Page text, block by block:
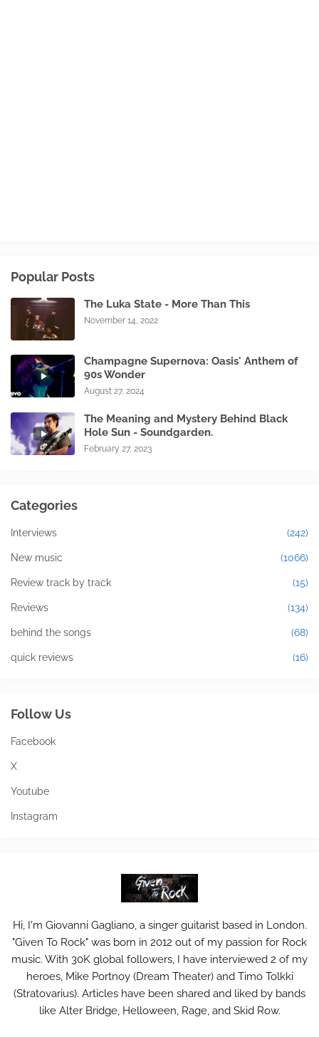
Popular Posts
The Luka State - More Than This
November 14, 2022
Champagne Supernova: Oasis' Anthem of
90s Wonder
August 27, 2024
The Meaning and Mystery Behind Black
Hole Sun - Soundgarden.
February 27, 2023
Categories
Interviews (242)
New music (1066)
Review track by track (15)
Reviews (134)
behind the songs (68)
quick reviews (16)
Follow Us
Facebook
X
Youtube
Instagram
Hi, I'm Giovanni Gagliano, a singer guitarist based in London.
"Given To Rock" was born in 2012 out of my passion for Rock
music. With 30K global followers, I have interviewed 2 of my
heroes, Mike Portnoy (Dream Theater) and Timo Tolkki
(Stratovarius). Articles have been shared and liked by bands
like Alter Bridge, Helloween, Rage, and Skid Row.